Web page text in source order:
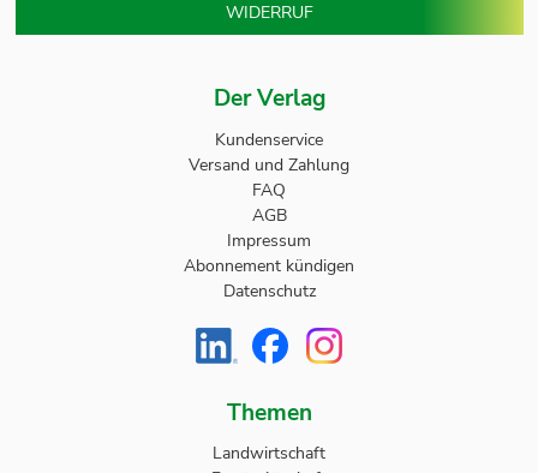
Der Verlag
Kundenservice
Versand und Zahlung
FAQ
AGB
Impressum
Abonnement kündigen
Datenschutz
Themen
Landwirtschaft
WIDERRUF